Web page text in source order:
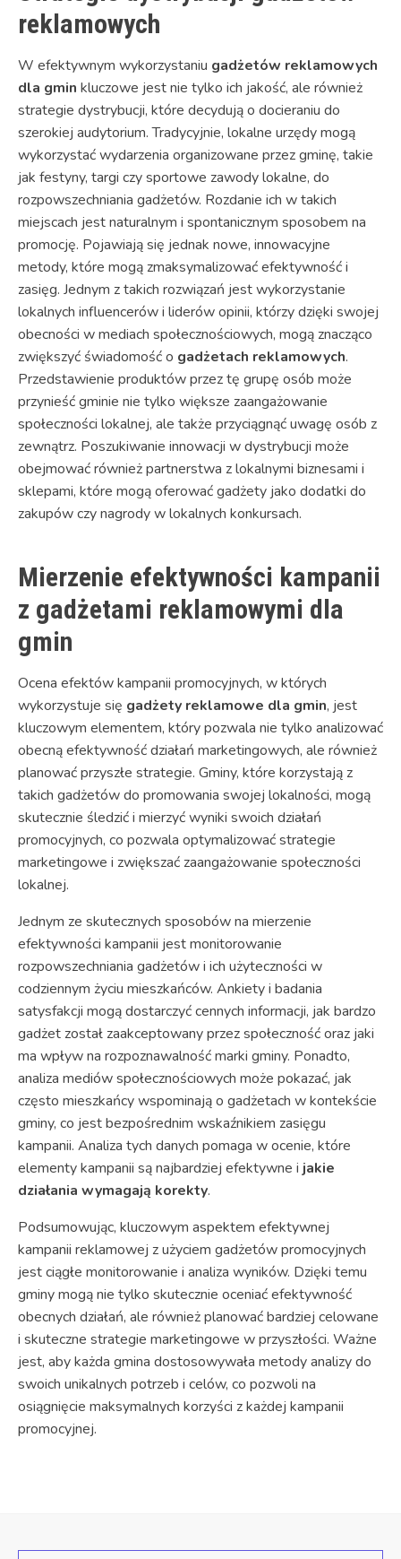
reklamowych
W efektywnym wykorzystaniu gadżetów reklamowych
dla gmin kluczowe jest nie tylko ich jakość, ale również
strategie dystrybucji, które decydują o docieraniu do
szerokiej audytorium. Tradycyjnie, lokalne urzędy mogą
wykorzystać wydarzenia organizowane przez gminę, takie
jak festyny, targi czy sportowe zawody lokalne, do
rozpowszechniania gadżetów. Rozdanie ich w takich
miejscach jest naturalnym i spontanicznym sposobem na
promocję. Pojawiają się jednak nowe, innowacyjne
metody, które mogą zmaksymalizować efektywność i
zasięg. Jednym z takich rozwiązań jest wykorzystanie
lokalnych influencerów i liderów opinii, którzy dzięki swojej
obecności w mediach społecznościowych, mogą znacząco
zwiększyć świadomość o gadżetach reklamowych.
Przedstawienie produktów przez tę grupę osób może
przynieść gminie nie tylko większe zaangażowanie
społeczności lokalnej, ale także przyciągnąć uwagę osób z
zewnątrz. Poszukiwanie innowacji w dystrybucji może
obejmować również partnerstwa z lokalnymi biznesami i
sklepami, które mogą oferować gadżety jako dodatki do
zakupów czy nagrody w lokalnych konkursach.
Mierzenie efektywności kampanii
z gadżetami reklamowymi dla
gmin
Ocena efektów kampanii promocyjnych, w których
wykorzystuje się gadżety reklamowe dla gmin, jest
kluczowym elementem, który pozwala nie tylko analizować
obecną efektywność działań marketingowych, ale również
planować przyszłe strategie. Gminy, które korzystają z
takich gadżetów do promowania swojej lokalności, mogą
skutecznie śledzić i mierzyć wyniki swoich działań
promocyjnych, co pozwala optymalizować strategie
marketingowe i zwiększać zaangażowanie społeczności
lokalnej.
Jednym ze skutecznych sposobów na mierzenie
efektywności kampanii jest monitorowanie
rozpowszechniania gadżetów i ich użyteczności w
codziennym życiu mieszkańców. Ankiety i badania
satysfakcji mogą dostarczyć cennych informacji, jak bardzo
gadżet został zaakceptowany przez społeczność oraz jaki
ma wpływ na rozpoznawalność marki gminy. Ponadto,
analiza mediów społecznościowych może pokazać, jak
często mieszkańcy wspominają o gadżetach w kontekście
gminy, co jest bezpośrednim wskaźnikiem zasięgu
kampanii. Analiza tych danych pomaga w ocenie, które
elementy kampanii są najbardziej efektywne i jakie
działania wymagają korekty.
Podsumowując, kluczowym aspektem efektywnej
kampanii reklamowej z użyciem gadżetów promocyjnych
jest ciągłe monitorowanie i analiza wyników. Dzięki temu
gminy mogą nie tylko skutecznie oceniać efektywność
obecnych działań, ale również planować bardziej celowane
i skuteczne strategie marketingowe w przyszłości. Ważne
jest, aby każda gmina dostosowywała metody analizy do
swoich unikalnych potrzeb i celów, co pozwoli na
osiągnięcie maksymalnych korzyści z każdej kampanii
promocyjnej.